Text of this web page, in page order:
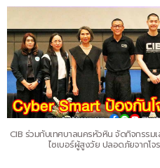
CIB ร่วมกับเทศบาลนครหัวหิน จัดกิจกรรม
ไซเบอร์ผู้สูงวัย ปลอดภัยจากโจ